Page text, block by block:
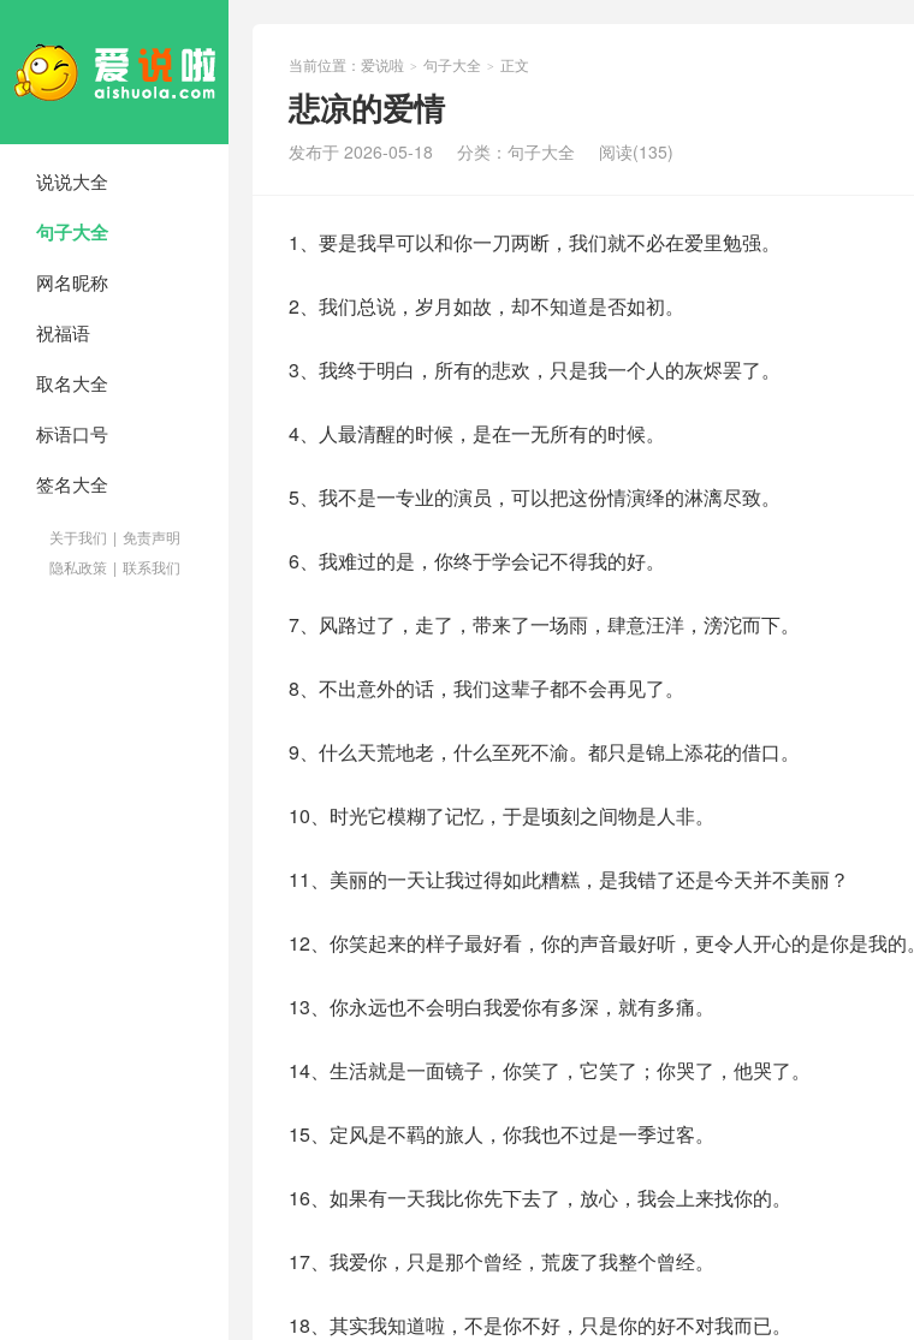
说说大全
句子大全
网名昵称
祝福语
取名大全
标语口号
签名大全
关于我们 | 免责声明
隐私政策 | 联系我们
当前位置： 爱说啦 > 句子大全 > 正文
悲凉的爱情
发布于 2026-05-18 分类： 句子大全 阅读(135)
1、要是我早可以和你一刀两断，我们就不必在爱里勉强。
2、我们总说，岁月如故，却不知道是否如初。
3、我终于明白，所有的悲欢，只是我一个人的灰烬罢了。
4、人最清醒的时候，是在一无所有的时候。
5、我不是一专业的演员，可以把这份情演绎的淋漓尽致。
6、我难过的是，你终于学会记不得我的好。
7、风路过了，走了，带来了一场雨，肆意汪洋，滂沱而下。
8、不出意外的话，我们这辈子都不会再见了。
9、什么天荒地老，什么至死不渝。都只是锦上添花的借口。
10、时光它模糊了记忆，于是顷刻之间物是人非。
11、美丽的一天让我过得如此糟糕，是我错了还是今天并不美丽？
12、你笑起来的样子最好看，你的声音最好听，更令人开心的是你是我的。
13、你永远也不会明白我爱你有多深，就有多痛。
14、生活就是一面镜子，你笑了，它笑了；你哭了，他哭了。
15、定风是不羁的旅人，你我也不过是一季过客。
16、如果有一天我比你先下去了，放心，我会上来找你的。
17、我爱你，只是那个曾经，荒废了我整个曾经。
18、其实我知道啦，不是你不好，只是你的好不对我而已。